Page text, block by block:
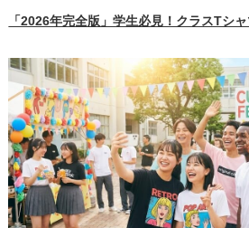
「2026年完全版」学生必見！クラスTシ